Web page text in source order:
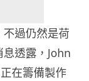
過仍然是荷
透露，John
在籌備製作